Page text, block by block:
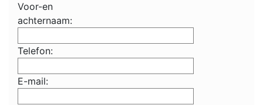
Voor-en
achternaam:
Telefon:
E-mail: